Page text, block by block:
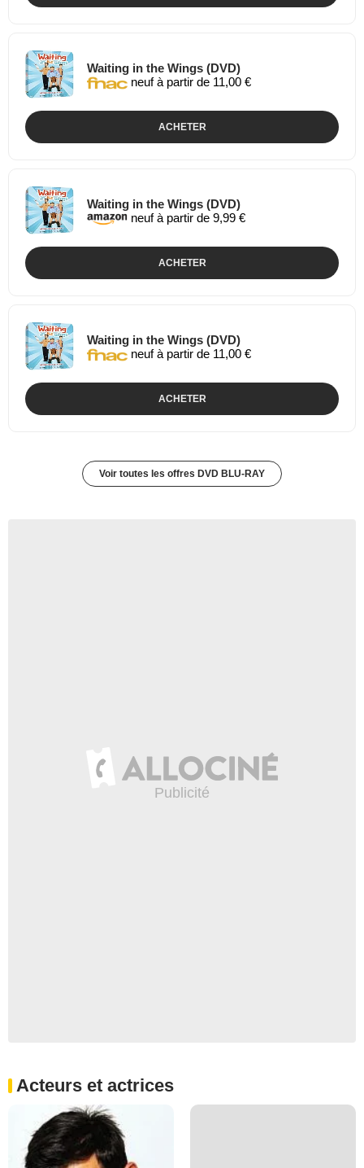
Waiting in the Wings (DVD)
neuf à partir de 11,00 €
ACHETER
Waiting in the Wings (DVD)
neuf à partir de 9,99 €
ACHETER
Waiting in the Wings (DVD)
neuf à partir de 11,00 €
ACHETER
Voir toutes les offres DVD BLU-RAY
Acteurs et actrices